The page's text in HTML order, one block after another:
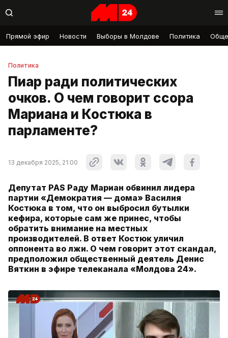
Прямой эфир Новости Выборы в Молдове Политика
Политика
Пиар ради политических
очков. О чем говорит ссора
Мариана и Костюка в
парламенте?
13 декабря 2025, 21:00
Депутат PAS Раду Мариан обвинил лидера
партии «Демократия — дома» Василия
Костюка в том, что он выбросил бутылки
кефира, которые сам же принес, чтобы
обратить внимание на местных
производителей. В ответ Костюк уличил
оппонента во лжи. О чем говорит этот скандал,
предположил общественный деятель Денис
Вяткин в эфире телеканала «Молдова 24».